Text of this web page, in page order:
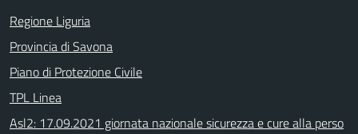
Regione Liguria
Provincia di Savona
Piano di Protezione Civile
TPL Linea
Asl2: 17.09.2021 giornata nazionale sicurezza e cure alla perso